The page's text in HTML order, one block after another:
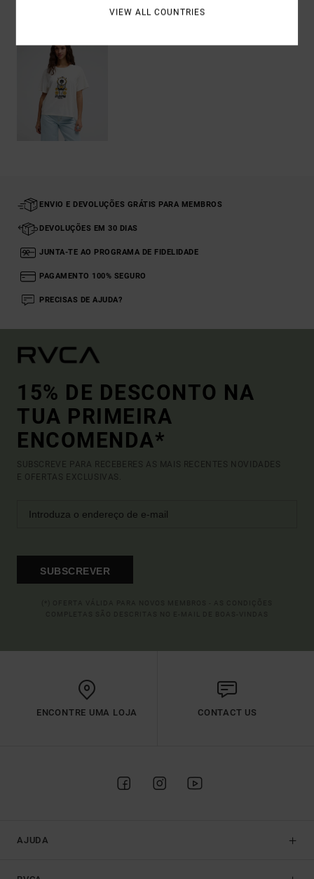
ENVIO E DEVOLUÇÕES GRÁTIS PARA MEMBROS
DEVOLUÇÕES EM 30 DIAS
JUNTA-TE AO PROGRAMA DE FIDELIDADE
PAGAMENTO 100% SEGURO
PRECISAS DE AJUDA?
15% DE DESCONTO NA
TUA PRIMEIRA
ENCOMENDA*
SUBSCREVE PARA RECEBERES AS MAIS RECENTES NOVIDADES
E OFERTAS EXCLUSIVAS.
SUBSCREVER
ENCONTRE UMA LOJA CONTACT US
AJUDA
VIEW ALL COUNTRIES